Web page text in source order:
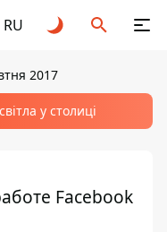
RU
2017
у столиці
Facebook